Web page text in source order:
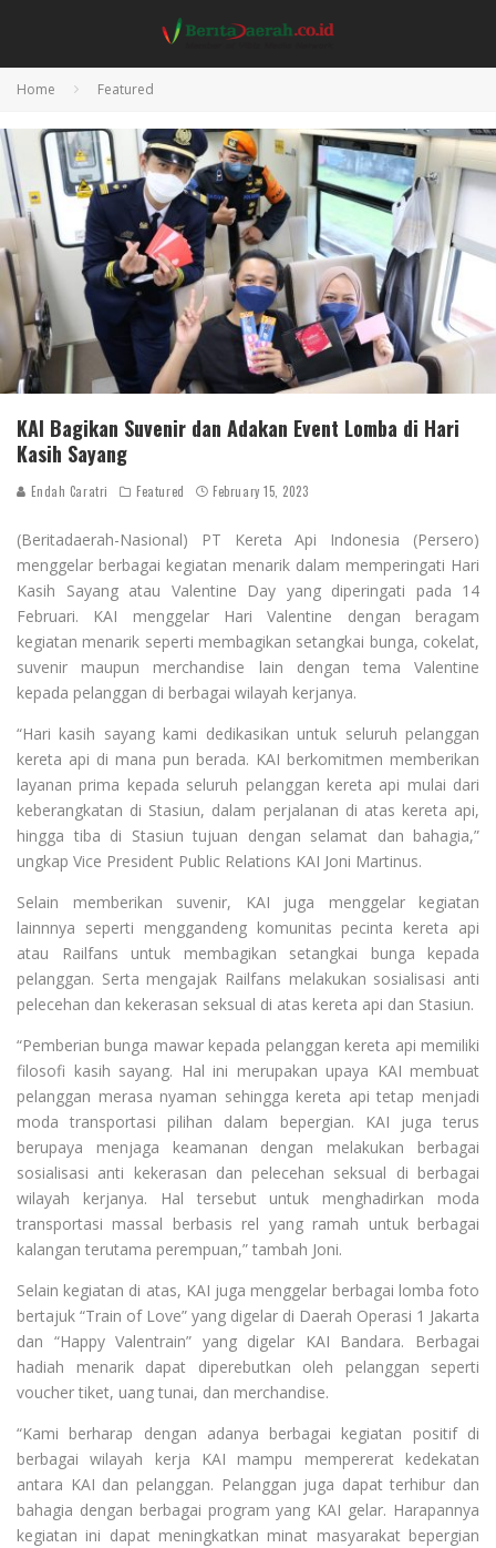
Home Featured
KAI Bagikan Suvenir dan Adakan Event Lomba di Hari
Kasih Sayang
Endah Caratri Featured February 15, 2023
(Beritadaerah-Nasional) PT Kereta Api Indonesia (Persero)
menggelar berbagai kegiatan menarik dalam memperingati Hari
Kasih Sayang atau Valentine Day yang diperingati pada 14
Februari. KAI menggelar Hari Valentine dengan beragam
kegiatan menarik seperti membagikan setangkai bunga, cokelat,
suvenir maupun merchandise lain dengan tema Valentine
kepada pelanggan di berbagai wilayah kerjanya.
“Hari kasih sayang kami dedikasikan untuk seluruh pelanggan
kereta api di mana pun berada. KAI berkomitmen memberikan
layanan prima kepada seluruh pelanggan kereta api mulai dari
keberangkatan di Stasiun, dalam perjalanan di atas kereta api,
hingga tiba di Stasiun tujuan dengan selamat dan bahagia,”
ungkap Vice President Public Relations KAI Joni Martinus.
Selain memberikan suvenir, KAI juga menggelar kegiatan
lainnnya seperti menggandeng komunitas pecinta kereta api
atau Railfans untuk membagikan setangkai bunga kepada
pelanggan. Serta mengajak Railfans melakukan sosialisasi anti
pelecehan dan kekerasan seksual di atas kereta api dan Stasiun.
“Pemberian bunga mawar kepada pelanggan kereta api memiliki
filosofi kasih sayang. Hal ini merupakan upaya KAI membuat
pelanggan merasa nyaman sehingga kereta api tetap menjadi
moda transportasi pilihan dalam bepergian. KAI juga terus
berupaya menjaga keamanan dengan melakukan berbagai
sosialisasi anti kekerasan dan pelecehan seksual di berbagai
wilayah kerjanya. Hal tersebut untuk menghadirkan moda
transportasi massal berbasis rel yang ramah untuk berbagai
kalangan terutama perempuan,” tambah Joni.
Selain kegiatan di atas, KAI juga menggelar berbagai lomba foto
bertajuk “Train of Love” yang digelar di Daerah Operasi 1 Jakarta
dan “Happy Valentrain” yang digelar KAI Bandara. Berbagai
hadiah menarik dapat diperebutkan oleh pelanggan seperti
voucher tiket, uang tunai, dan merchandise.
“Kami berharap dengan adanya berbagai kegiatan positif di
berbagai wilayah kerja KAI mampu mempererat kedekatan
antara KAI dan pelanggan. Pelanggan juga dapat terhibur dan
bahagia dengan berbagai program yang KAI gelar. Harapannya
kegiatan ini dapat meningkatkan minat masyarakat bepergian